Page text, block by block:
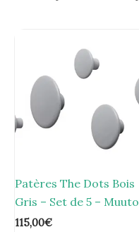
Patères The Dots Bois
Gris – Set de 5 – Muuto
115,00€